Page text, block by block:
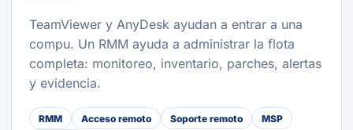
TeamViewer y AnyDesk ayudan a entrar a una
compu. Un RMM ayuda a administrar la flota
completa: monitoreo, inventario, parches, alertas
y evidencia.
RMM Acceso remoto Soporte remoto
MSP